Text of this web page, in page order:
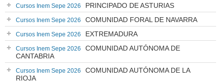
Cursos Inem Sepe 2026 PRINCIPADO DE ASTURIAS
Cursos Inem Sepe 2026 COMUNIDAD FORAL DE NAVARRA
Cursos Inem Sepe 2026 EXTREMADURA
Cursos Inem Sepe 2026
COMUNIDAD AUTÓNOMA DE
CANTABRIA
Cursos Inem Sepe 2026
COMUNIDAD AUTÓNOMA DE LA
RIOJA